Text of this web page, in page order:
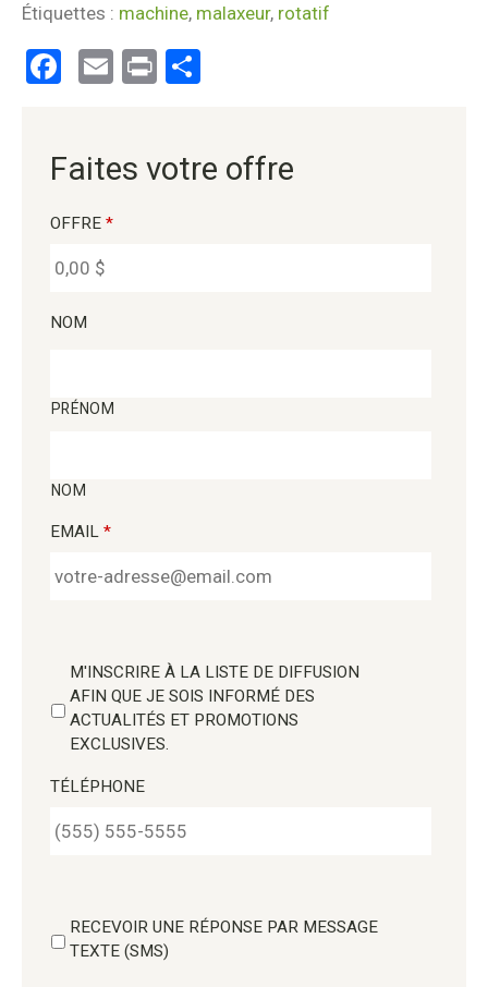
Étiquettes : machine, malaxeur, rotatif
Facebook
Email
Print
Faites votre offre
OFFRE *
NOM
PRÉNOM
NOM
EMAIL *
M'INSCRIRE À LA LISTE DE DIFFUSION
AFIN QUE JE SOIS INFORMÉ DES
ACTUALITÉS ET PROMOTIONS
EXCLUSIVES.
TÉLÉPHONE
RECEVOIR UNE RÉPONSE PAR MESSAGE
TEXTE (SMS)